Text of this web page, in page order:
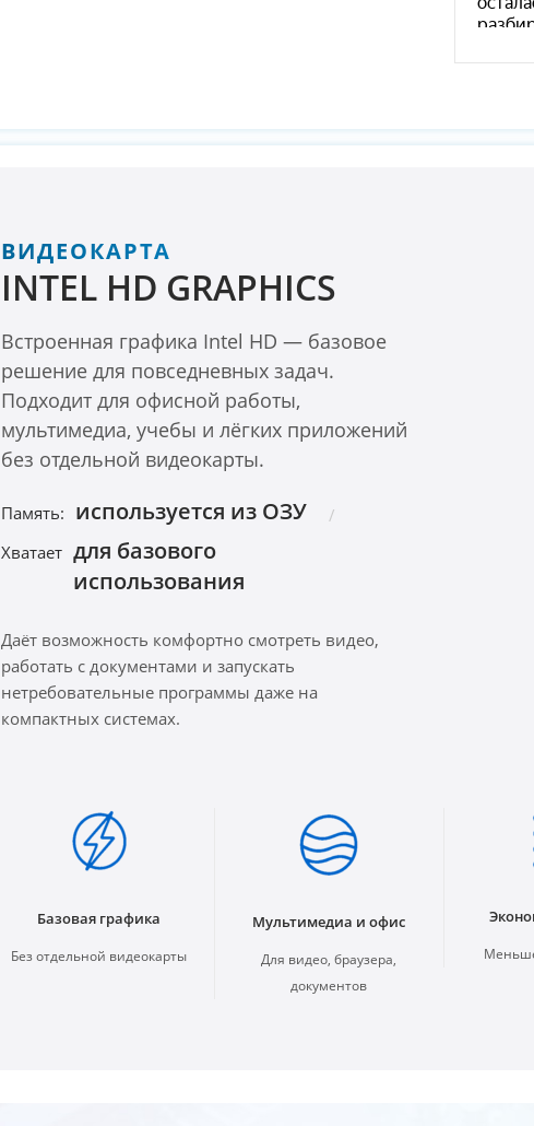
ВИДЕОКАРТА
INTEL HD GRAPHICS
Встроенная графика Intel HD — базовое
решение для повседневных задач.
Подходит для офисной работы,
мультимедиа, учебы и лёгких приложений
без отдельной видеокарты.
Память: используется из ОЗУ
Хватает для базового
использования
Даёт возможность комфортно смотреть видео,
работать с документами и запускать
нетребовательные программы даже на
компактных системах.
Базовая графика
Без отдельной видеокарты
Мультимедиа и офис
Для видео, браузера,
документов